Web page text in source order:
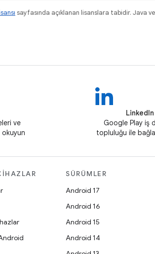
sayfasında açıklanan lisanslara tabidir. Java
ve
LinkedIn
Google Play iş
topluluğu ile
SÜRÜMLER
Android 17
Android 16
Android 15
Android 14